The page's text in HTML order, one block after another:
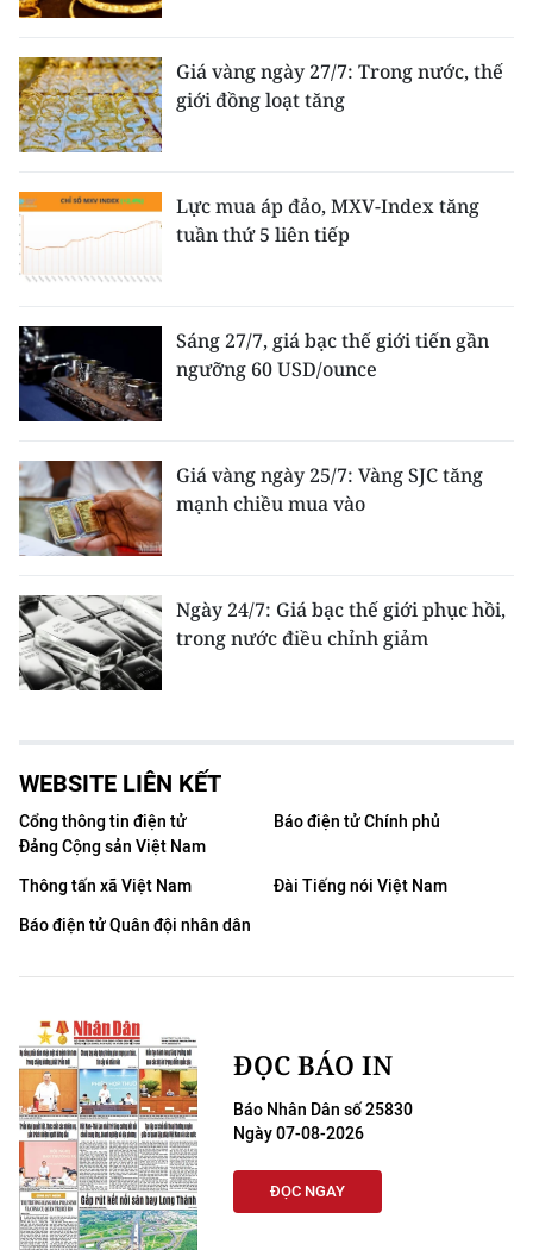
Giá vàng ngày 27/7: Trong nước, thế
giới đồng loạt tăng
Lực mua áp đảo, MXV-Index tăng
tuần thứ 5 liên tiếp
Sáng 27/7, giá bạc thế giới tiến gần
ngưỡng 60 USD/ounce
Giá vàng ngày 25/7: Vàng SJC tăng
mạnh chiều mua vào
Ngày 24/7: Giá bạc thế giới phục hồi,
trong nước điều chỉnh giảm
WEBSITE LIÊN KẾT
Cổng thông tin điện tử
Đảng Cộng sản Việt Nam
Báo điện tử Chính phủ
Thông tấn xã Việt Nam
Đài Tiếng nói Việt Nam
Báo điện tử Quân đội nhân dân
ĐỌC BÁO IN
Báo Nhân Dân số 25830
Ngày 07-08-2026
ĐỌC NGAY